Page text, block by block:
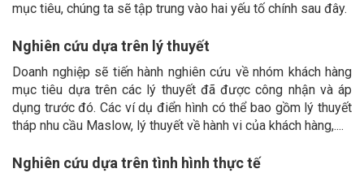
mục tiêu, chúng ta sẽ tập trung vào hai yếu tố chính sau đây.
Nghiên cứu dựa trên lý thuyết
Doanh nghiệp sẽ tiến hành nghiên cứu về nhóm khách hàng
mục tiêu dựa trên các lý thuyết đã được công nhận và áp
dụng trước đó. Các ví dụ điển hình có thể bao gồm lý thuyết
tháp nhu cầu Maslow, lý thuyết về hành vi của khách hàng,....
Nghiên cứu dựa trên tình hình thực tế